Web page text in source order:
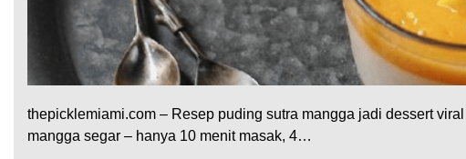
thepicklemiami.com – Resep puding sutra mangga jadi dessert
mangga segar – hanya 10 menit masak, 4…